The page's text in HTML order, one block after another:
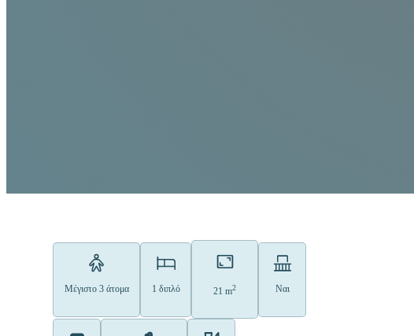
Μέγιστο 3 άτομα 1 διπλό 21 m2 Ναι